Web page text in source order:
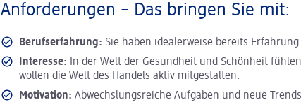
Anforderungen – Das bringen Sie mit:
Berufserfahrung: Sie haben idealerweise bereits
Interesse: In der Welt der Gesundheit und Schönheit
wollen die Welt des Handels aktiv mitgestalten.
Motivation: Abwechslungsreiche Aufgaben und neue